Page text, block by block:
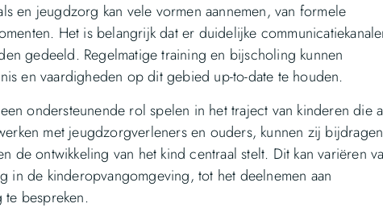
en jeugdzorg kan vele vormen aannemen, van formele
Het is belangrijk dat er duidelijke
gedeeld. Regelmatige training en bijscholing kunnen
en vaardigheden op dit gebied up-to-date te houden.
ondersteunende rol spelen in het traject van kinderen die
met jeugdzorgverleners en ouders, kunnen zij bijdragen
de ontwikkeling van het kind centraal stelt. Dit kan variëren
in de kinderopvangomgeving, tot het deelnemen aan
bespreken.